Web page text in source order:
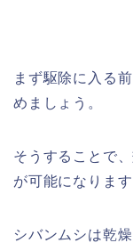
まず駆除に入る
めましょう。
そうすることで
が可能になります
シバンムシは乾